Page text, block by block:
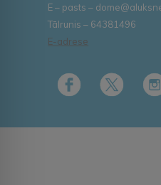
E – pasts –
Tālrunis – 64381496
E-adrese